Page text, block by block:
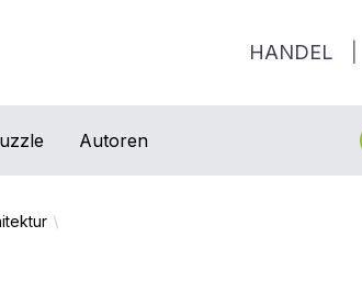
HANDEL
Autoren